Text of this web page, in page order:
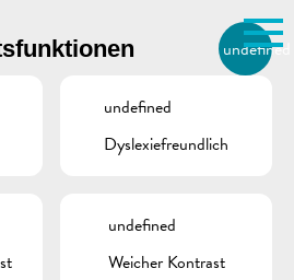
Utilisez la recherche pour
Comme par exemple des contacts, des
undefined
undefined
Dyslexiefreundlich
undefined
Weicher Kontrast